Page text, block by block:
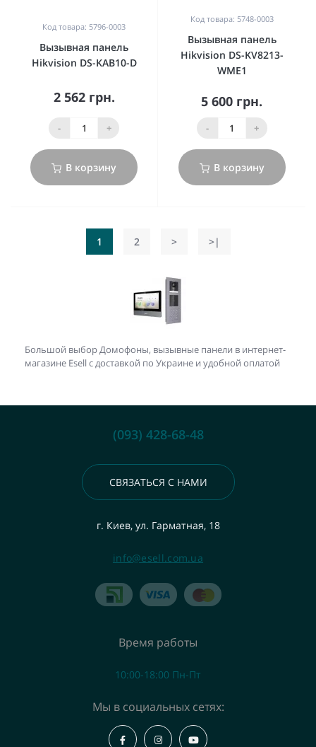
Код товара: 5796-0003
Вызывная панель
Hikvision DS-KAB10-D
2 562 грн.
- +
В корзину
Код товара: 5748-0003
Вызывная панель
Hikvision DS-KV8213-
WME1
5 600 грн.
- +
В корзину
1 2 > >|
Большой выбор Домофоны, вызывные панели в интернет-
магазине Esell с доставкой по Украине и удобной оплатой
(093) 428-68-48
СВЯЗАТЬСЯ С НАМИ
г. Киев, ул. Гарматная, 18
info@esell.com.ua
Время работы
10:00-18:00 Пн-Пт
Мы в социальных сетях: